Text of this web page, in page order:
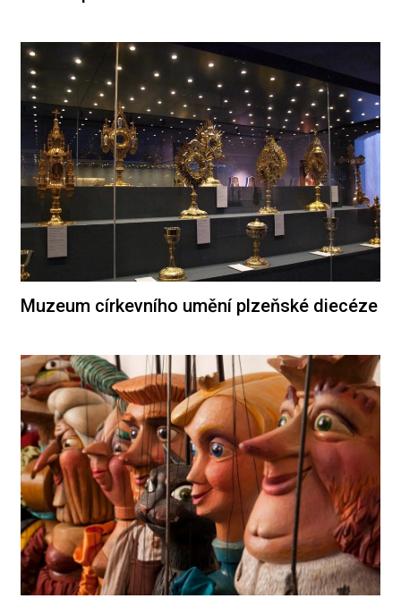
Muzeum církevního umění plzeňské diecéze